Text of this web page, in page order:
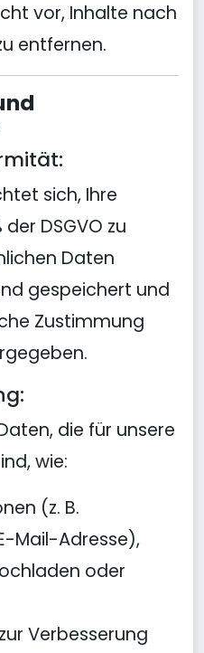
vor, Inhalte nach
entfernen.
sich, Ihre
DSGVO zu
Daten
gespeichert und
Zustimmung
die für unsere
wie:
(z. B.
Mail-Adresse),
oder
Verbesserung